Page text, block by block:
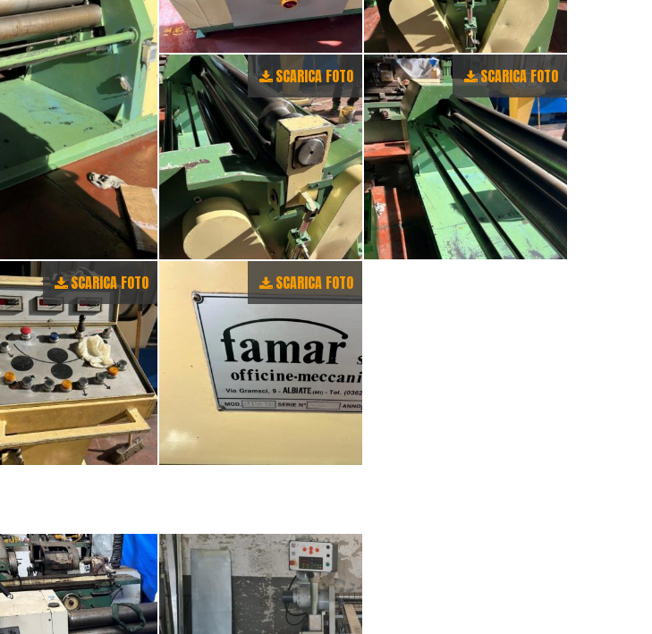
SCARICA FOTO SCARICA FOTO
SCARICA FOTO SCARICA FOTO